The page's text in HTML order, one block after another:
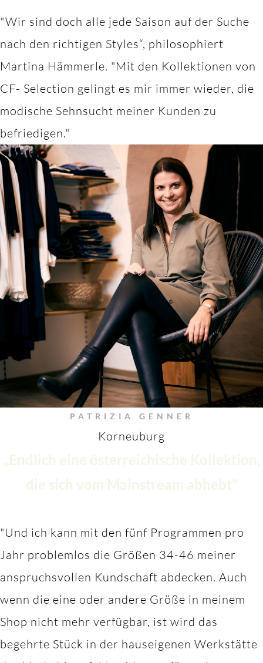
"Wir sind doch alle jede Saison auf der Suche
nach den richtigen Styles“, philosophiert
Martina Hämmerle. "Mit den Kollektionen von
CF- Selection gelingt es mir immer wieder, die
modische Sehnsucht meiner Kunden zu
befriedigen."
PATRIZIA GENNER
Korneuburg
„Endlich eine österreichische Kollektion,
die sich vom Mainstream abhebt"
"Und ich kann mit den fünf Programmen pro
Jahr problemlos die Größen 34-46 meiner
anspruchsvollen Kundschaft abdecken. Auch
wenn die eine oder andere Größe in meinem
Shop nicht mehr verfügbar, ist wird das
begehrte Stück in der hauseigenen Werkstätte